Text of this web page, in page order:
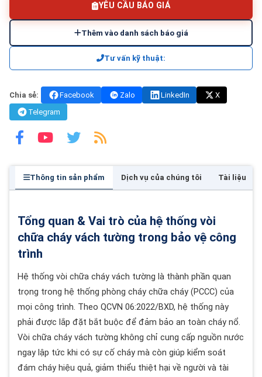
YÊU CẦU BÁO GIÁ
Thêm vào danh sách báo giá
Tư vấn kỹ thuật:
Chia sẻ: Facebook Zalo LinkedIn
X
Telegram
Thông tin sản phẩm Dịch vụ của chúng tôi Tài liệu
Tổng quan & Vai trò của hệ thống vòi
chữa cháy vách tường trong bảo vệ công
trình
Hệ thống vòi chữa cháy vách tường là thành phần quan
trọng trong hệ thống phòng cháy chữa cháy (PCCC) của
mọi công trình. Theo QCVN 06:2022/BXD, hệ thống này
phải được lắp đặt bắt buộc để đảm bảo an toàn cháy nổ.
Vòi chữa cháy vách tường không chỉ cung cấp nguồn nước
ngay lập tức khi có sự cố cháy mà còn giúp kiểm soát
đám cháy hiệu quả, giảm thiểu thiệt hại về người và tài